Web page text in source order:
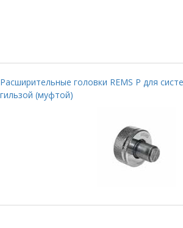
Расширительные головки REMS P для
гильзой (муфтой)